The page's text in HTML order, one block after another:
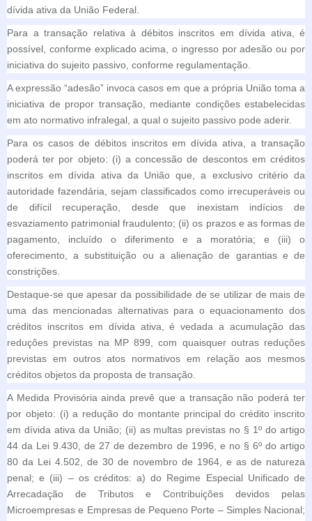
dívida ativa da União Federal.
Para a transação relativa à débitos inscritos em dívida ativa, é
possível, conforme explicado acima, o ingresso por adesão ou por
iniciativa do sujeito passivo, conforme regulamentação.
A expressão “adesão” invoca casos em que a própria União toma a
iniciativa de propor transação, mediante condições estabelecidas
em ato normativo infralegal, a qual o sujeito passivo pode aderir.
Para os casos de débitos inscritos em dívida ativa, a transação
poderá ter por objeto: (i) a concessão de descontos em créditos
inscritos em dívida ativa da União que, a exclusivo critério da
autoridade fazendária, sejam classificados como irrecuperáveis ou
de difícil recuperação, desde que inexistam indícios de
esvaziamento patrimonial fraudulento; (ii) os prazos e as formas de
pagamento, incluído o diferimento e a moratória; e (iii) o
oferecimento, a substituição ou a alienação de garantias e de
constrições.
Destaque-se que apesar da possibilidade de se utilizar de mais de
uma das mencionadas alternativas para o equacionamento dos
créditos inscritos em dívida ativa, é vedada a acumulação das
reduções previstas na MP 899, com quaisquer outras reduções
previstas em outros atos normativos em relação aos mesmos
créditos objetos da proposta de transação.
A Medida Provisória ainda prevê que a transação não poderá ter
por objeto: (i) a redução do montante principal do crédito inscrito
em dívida ativa da União; (ii) as multas previstas no § 1º do artigo
44 da Lei 9.430, de 27 de dezembro de 1996, e no § 6º do artigo
80 da Lei 4.502, de 30 de novembro de 1964, e as de natureza
penal; e (iii) – os créditos: a) do Regime Especial Unificado de
Arrecadação de Tributos e Contribuições devidos pelas
Microempresas e Empresas de Pequeno Porte – Simples Nacional;